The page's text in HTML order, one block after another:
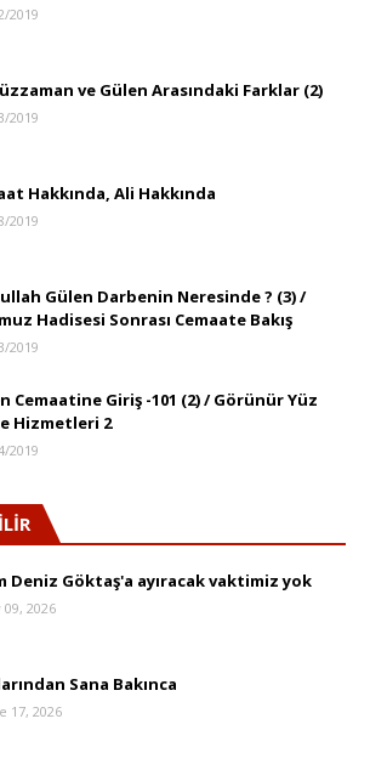
2019
ve Gülen Arasındaki Farklar (2)
2019
Hakkında, Ali Hakkında
2019
Gülen Darbenin Neresinde ? (3) /
Hadisesi Sonrası Cemaate Bakış
2019
Cemaatine Giriş -101 (2) / Görünür Yüz
Hizmetleri 2
2019
Deniz Göktaş'a ayıracak vaktimiz yok
09, 2026
Sana Bakınca
17, 2026